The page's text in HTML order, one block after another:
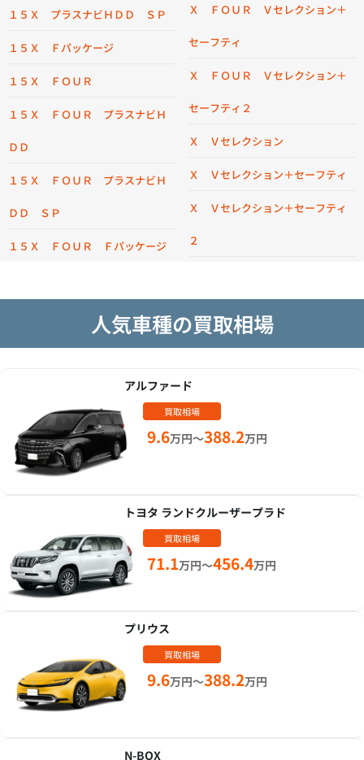
１５Ｘ プラスナビＨＤＤ ＳＰ
１５Ｘ Ｆパッケージ
１５Ｘ ＦＯＵＲ
１５Ｘ ＦＯＵＲ プラスナビＨ
ＤＤ
１５Ｘ ＦＯＵＲ プラスナビＨ
ＤＤ ＳＰ
１５Ｘ ＦＯＵＲ Ｆパッケージ
Ｘ ＦＯＵＲ Ｖセレクション＋
セーフティ
Ｘ ＦＯＵＲ Ｖセレクション＋
セーフティ２
Ｘ Ｖセレクション
Ｘ Ｖセレクション＋セーフティ
Ｘ Ｖセレクション＋セーフティ
２
人気車種の買取相場
アルファード
買取相場
9.6万円～388.2万円
トヨタ ランドクルーザープラド
買取相場
71.1万円～456.4万円
プリウス
買取相場
9.6万円～388.2万円
N-BOX